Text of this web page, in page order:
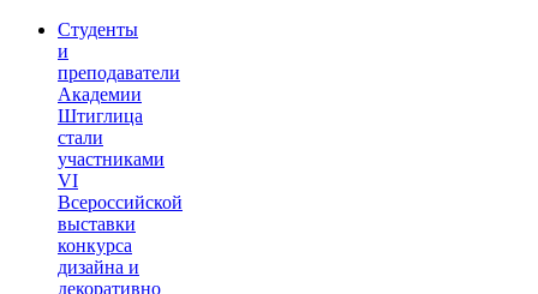
Студенты
и
преподаватели
Академии
Штиглица
стали
участниками
VI
Всероссийской
выставки
конкурса
дизайна и
декоративно